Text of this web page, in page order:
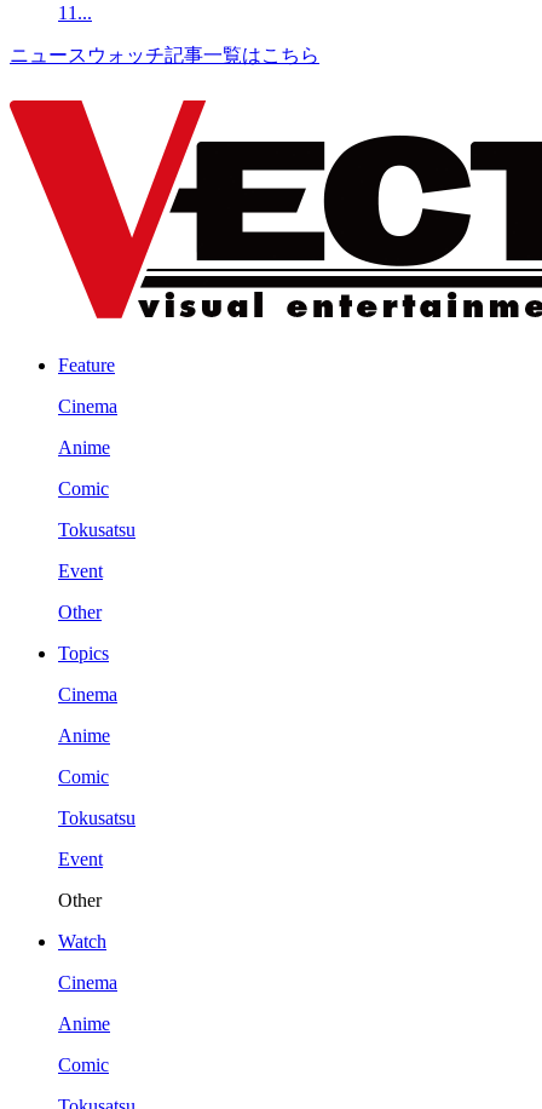
11...
ニュースウォッチ記事一覧はこちら
Feature
Cinema
Anime
Comic
Tokusatsu
Event
Other
Topics
Cinema
Anime
Comic
Tokusatsu
Event
Other
Watch
Cinema
Anime
Comic